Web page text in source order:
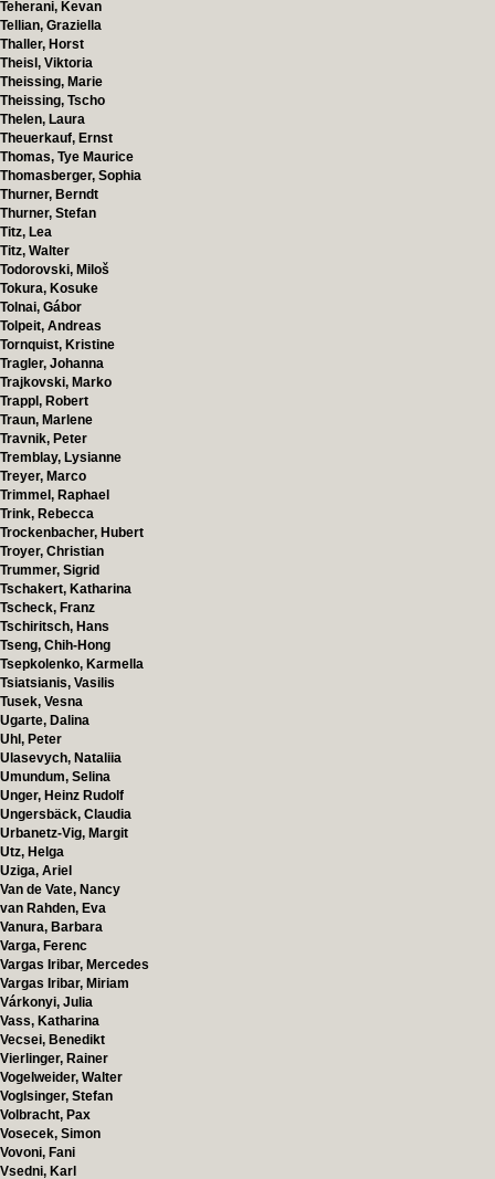
Teherani, Kevan
Tellian, Graziella
Thaller, Horst
Theisl, Viktoria
Theissing, Marie
Theissing, Tscho
Thelen, Laura
Theuerkauf, Ernst
Thomas, Tye Maurice
Thomasberger, Sophia
Thurner, Berndt
Thurner, Stefan
Titz, Lea
Titz, Walter
Todorovski, Miloš
Tokura, Kosuke
Tolnai, Gábor
Tolpeit, Andreas
Tornquist, Kristine
Tragler, Johanna
Trajkovski, Marko
Trappl, Robert
Traun, Marlene
Travnik, Peter
Tremblay, Lysianne
Treyer, Marco
Trimmel, Raphael
Trink, Rebecca
Trockenbacher, Hubert
Troyer, Christian
Trummer, Sigrid
Tschakert, Katharina
Tscheck, Franz
Tschiritsch, Hans
Tseng, Chih-Hong
Tsepkolenko, Karmella
Tsiatsianis, Vasilis
Tusek, Vesna
Ugarte, Dalina
Uhl, Peter
Ulasevych, Nataliia
Umundum, Selina
Unger, Heinz Rudolf
Ungersbäck, Claudia
Urbanetz-Vig, Margit
Utz, Helga
Uziga, Ariel
Van de Vate, Nancy
van Rahden, Eva
Vanura, Barbara
Varga, Ferenc
Vargas Iribar, Mercedes
Vargas Iribar, Miriam
Várkonyi, Julia
Vass, Katharina
Vecsei, Benedikt
Vierlinger, Rainer
Vogelweider, Walter
Voglsinger, Stefan
Volbracht, Pax
Vosecek, Simon
Vovoni, Fani
Vsedni, Karl